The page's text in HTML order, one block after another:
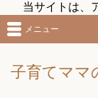
当サイトは、
子育てママ
メニュー